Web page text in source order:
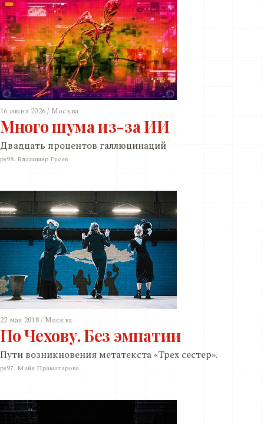
16 июня 2026 / Москва
Много шума из-за ИИ
Двадцать процентов галлюцинаций
ps98. Владимир Гусев
22 мая 2018 / Москва
По Чехову. Без эмпатии
Пути возникновения метатекста «Трех сестер».
ps97. Майя Праматарова